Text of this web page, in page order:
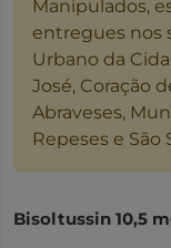
Manipulados,
entregues nos
Urbano da
José, Coração
Abraveses,
Repeses e São
Bisoltussin 10,5